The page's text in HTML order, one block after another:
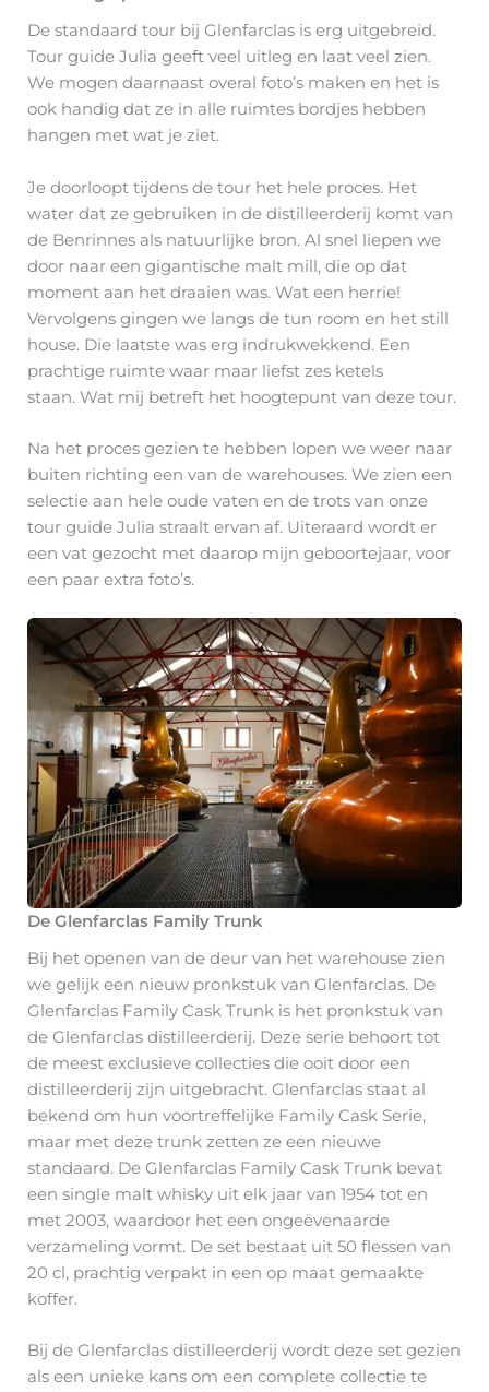
De standaard tour bij Glenfarclas is erg uitgebreid.
Tour guide Julia geeft veel uitleg en laat veel zien.
We mogen daarnaast overal foto’s maken en het is
ook handig dat ze in alle ruimtes bordjes hebben
hangen met wat je ziet.
Je doorloopt tijdens de tour het hele proces. Het
water dat ze gebruiken in de distilleerderij komt van
de Benrinnes als natuurlijke bron. Al snel liepen we
door naar een gigantische malt mill, die op dat
moment aan het draaien was. Wat een herrie!
Vervolgens gingen we langs de tun room en het still
house. Die laatste was erg indrukwekkend. Een
prachtige ruimte waar maar liefst zes ketels
staan. Wat mij betreft het hoogtepunt van deze tour.
Na het proces gezien te hebben lopen we weer naar
buiten richting een van de warehouses. We zien een
selectie aan hele oude vaten en de trots van onze
tour guide Julia straalt ervan af. Uiteraard wordt er
een vat gezocht met daarop mijn geboortejaar, voor
een paar extra foto’s.
De Glenfarclas Family Trunk
Bij het openen van de deur van het warehouse zien
we gelijk een nieuw pronkstuk van Glenfarclas. De
Glenfarclas Family Cask Trunk is het pronkstuk van
de Glenfarclas distilleerderij. Deze serie behoort tot
de meest exclusieve collecties die ooit door een
distilleerderij zijn uitgebracht. Glenfarclas staat al
bekend om hun voortreffelijke Family Cask Serie,
maar met deze trunk zetten ze een nieuwe
standaard. De Glenfarclas Family Cask Trunk bevat
een single malt whisky uit elk jaar van 1954 tot en
met 2003, waardoor het een ongeëvenaarde
verzameling vormt. De set bestaat uit 50 flessen van
20 cl, prachtig verpakt in een op maat gemaakte
koffer.
Bij de Glenfarclas distilleerderij wordt deze set gezien
als een unieke kans om een complete collectie te